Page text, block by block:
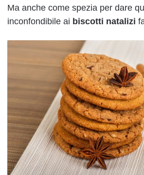
Ma anche come spezia per dare
inconfondibile ai biscotti natalizi